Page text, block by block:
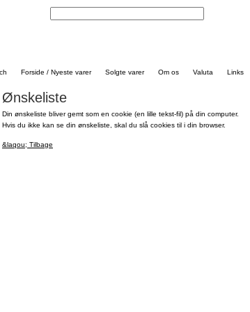
Forside / Nyeste varer Solgte varer Om os Valuta Links
Ønskeliste
Din ønskeliste bliver gemt som en cookie (en lille tekst-fil) på din computer.
Hvis du ikke kan se din ønskeliste, skal du slå cookies til i din browser.
&laqou; Tilbage